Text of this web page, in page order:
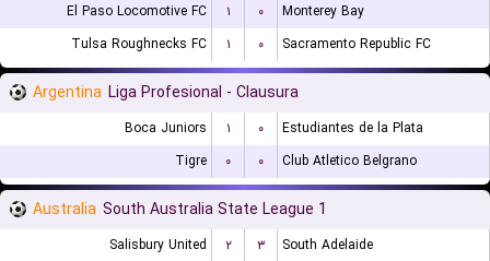
El Paso Locomotive FC
۱ ۰
Monterey Bay
Tulsa Roughnecks FC
۱ ۰ Sacramento Republic FC
Argentina Liga Profesional - Clausura
Boca Juniors ۱ ۰
Estudiantes de la Plata
Tigre
۰ ۰ Club Atletico Belgrano
Australia South Australia State League 1
Salisbury United ۲ ۳ South Adelaide